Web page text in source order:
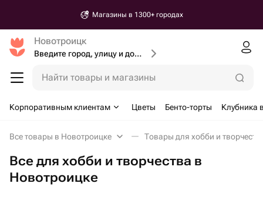
Магазины в 1300+ городах
Новотроицк
Введите город, улицу и дом доставки
Найти товары и магазины
Корпоративным клиентам Цветы Бенто-торты Клубника
Все товары в Новотроицке Товары для хобби и
Все для хобби и творчества в
Новотроицке